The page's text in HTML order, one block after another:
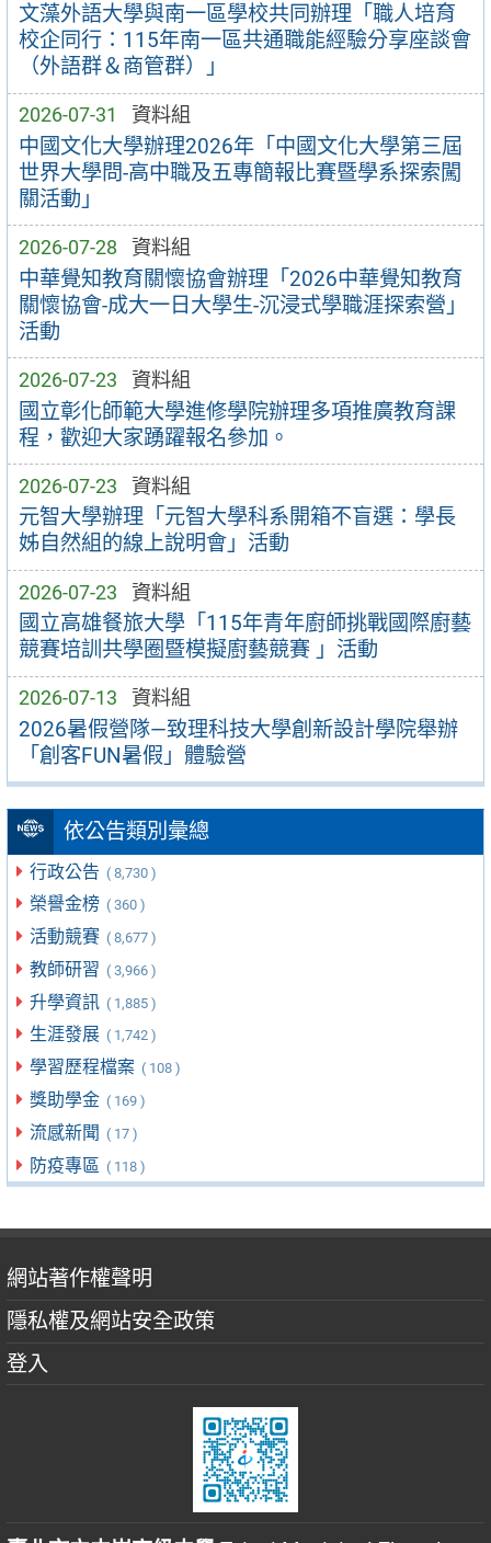
文藻外語大學與南一區學校共同辦理「職人培育
校企同行：115年南一區共通職能經驗分享座談會
（外語群＆商管群）」
2026-07-31 資料組
中國文化大學辦理2026年「中國文化大學第三屆
世界大學問-高中職及五專簡報比賽暨學系探索闖
關活動」
2026-07-28 資料組
中華覺知教育關懷協會辦理「2026中華覺知教育
關懷協會-成大一日大學生-沉浸式學職涯探索營」
活動
2026-07-23 資料組
國立彰化師範大學進修學院辦理多項推廣教育課
程，歡迎大家踴躍報名參加。
2026-07-23 資料組
元智大學辦理「元智大學科系開箱不盲選：學長
姊自然組的線上說明會」活動
2026-07-23 資料組
國立高雄餐旅大學「115年青年廚師挑戰國際廚藝
競賽培訓共學圈暨模擬廚藝競賽 」活動
2026-07-13 資料組
2026暑假營隊—致理科技大學創新設計學院舉辦
「創客FUN暑假」體驗營
依公告類別彙總
行政公告 ( 8,730 )
榮譽金榜 ( 360 )
活動競賽 ( 8,677 )
教師研習 ( 3,966 )
升學資訊 ( 1,885 )
生涯發展 ( 1,742 )
學習歷程檔案 ( 108 )
獎助學金 ( 169 )
流感新聞 ( 17 )
防疫專區 ( 118 )
網站著作權聲明
隱私權及網站安全政策
登入